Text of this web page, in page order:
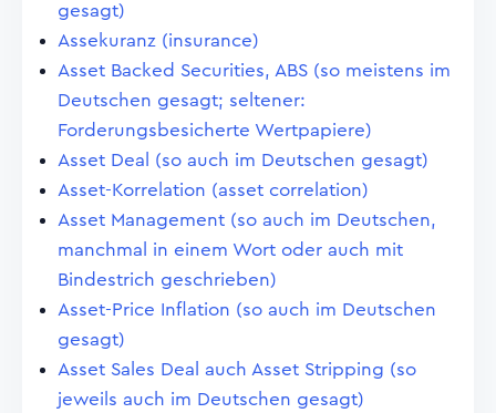
gesagt)
Assekuranz (insurance)
Asset Backed Securities, ABS (so meistens im
Deutschen gesagt; seltener:
Forderungsbesicherte Wertpapiere)
Asset Deal (so auch im Deutschen gesagt)
Asset-Korrelation (asset correlation)
Asset Management (so auch im Deutschen,
manchmal in einem Wort oder auch mit
Bindestrich geschrieben)
Asset-Price Inflation (so auch im Deutschen
gesagt)
Asset Sales Deal auch Asset Stripping (so
jeweils auch im Deutschen gesagt)